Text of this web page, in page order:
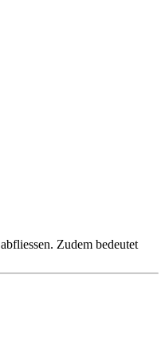
Zudem bedeutet